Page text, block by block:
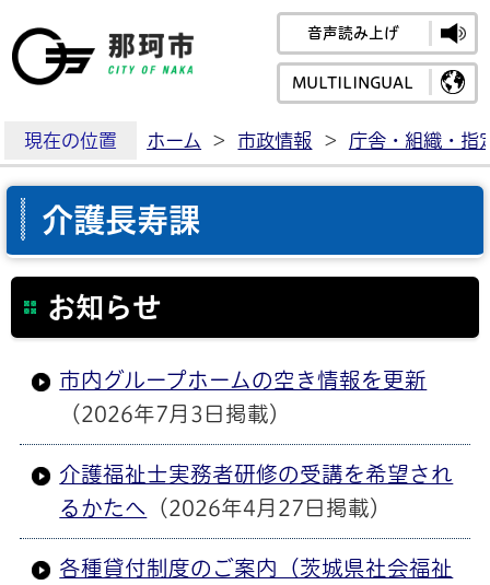
那珂市公式ホームペ
音声読み上げ
MULTILINGUAL
現在の位置 ホーム > 市政情報 > 庁舎・組織・指
介護長寿課
お知らせ
市内グループホームの空き情報を更新
（2026年7月3日掲載）
介護福祉士実務者研修の受講を希望され
るかたへ （2026年4月27日掲載）
各種貸付制度のご案内（茨城県社会福祉